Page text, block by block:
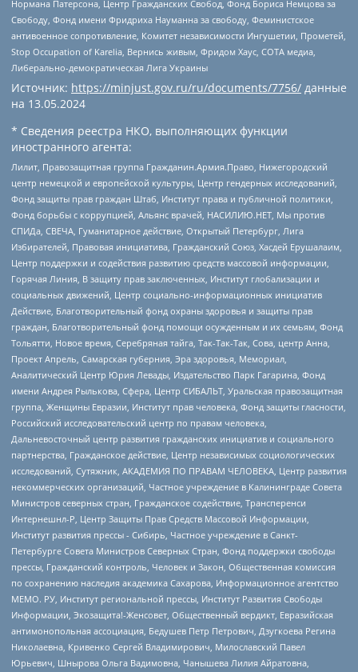
Нормана Патерсона, Центр Гражданских Свобод, Фонд Бориса Немцова за
Свободу, Фонд имени Фридриха Науманна за свободу, Феминистское
антивоенное сопротивление, Комитет независимости Ингушетии, Прометей,
Stop Occupation of Karelia, Вернись живым, Фридом Хаус, СОТА медиа,
Либерально-демократическая Лига Украины
Источник: https://minjust.gov.ru/ru/documents/7756/ данные
на 13.05.2024
* Сведения реестра НКО, выполняющих функции
иностранного агента:
Лилит, Правозащитная группа Гражданин.Армия.Право, Нижегородский
центр немецкой и европейской культуры, Центр гендерных исследований,
Фонд защиты прав граждан Штаб, Институт права и публичной политики,
Фонд борьбы с коррупцией, Альянс врачей, НАСИЛИЮ.НЕТ, Мы против
СПИДа, СВЕЧА, Гуманитарное действие, Открытый Петербург, Лига
Избирателей, Правовая инициатива, Гражданский Союз, Хасдей Ерушалаим,
Центр поддержки и содействия развитию средств массовой информации,
Горячая Линия, В защиту прав заключенных, Институт глобализации и
социальных движений, Центр социально-информационных инициатив
Действие, Благотворительный фонд охраны здоровья и защиты прав
граждан, Благотворительный фонд помощи осужденным и их семьям, Фонд
Тольятти, Новое время, Серебряная тайга, Так-Так-Так, Сова, центр Анна,
Проект Апрель, Самарская губерния, Эра здоровья, Мемориал,
Аналитический Центр Юрия Левады, Издательство Парк Гагарина, Фонд
имени Андрея Рылькова, Сфера, Центр СИБАЛЬТ, Уральская правозащитная
группа, Женщины Евразии, Институт прав человека, Фонд защиты гласности,
Российский исследовательский центр по правам человека,
Дальневосточный центр развития гражданских инициатив и социального
партнерства, Гражданское действие, Центр независимых социологических
исследований, Сутяжник, АКАДЕМИЯ ПО ПРАВАМ ЧЕЛОВЕКА, Центр развития
некоммерческих организаций, Частное учреждение в Калининграде Совета
Министров северных стран, Гражданское содействие, Трансперенси
Интернешнл-Р, Центр Защиты Прав Средств Массовой Информации,
Институт развития прессы - Сибирь, Частное учреждение в Санкт-
Петербурге Совета Министров Северных Стран, Фонд поддержки свободы
прессы, Гражданский контроль, Человек и Закон, Общественная комиссия
по сохранению наследия академика Сахарова, Информационное агентство
МЕМО. РУ, Институт региональной прессы, Институт Развития Свободы
Информации, Экозащита!-Женсовет, Общественный вердикт, Евразийская
антимонопольная ассоциация, Бедушев Петр Петрович, Дзугкоева Регина
Николаевна, Кривенко Сергей Владимирович, Милославский Павел
Юрьевич, Шнырова Ольга Вадимовна, Чанышева Лилия Айратовна,